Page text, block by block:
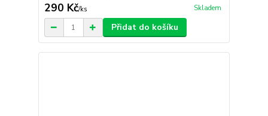
290 Kč/ks Skladem
Přidat do košíku